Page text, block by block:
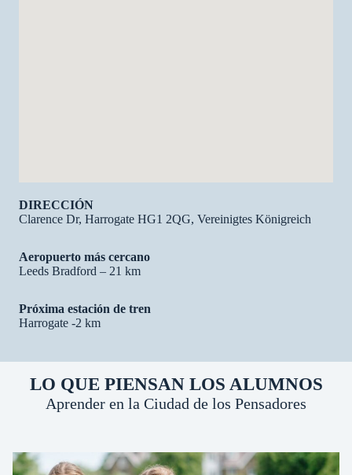
DIRECCIÓN
Clarence Dr, Harrogate HG1 2QG, Vereinigtes Königreich
Aeropuerto más cercano
Leeds Bradford – 21 km
Próxima estación de tren
Harrogate -2 km
LO QUE PIENSAN LOS ALUMNOS
Aprender en la Ciudad de los Pensadores